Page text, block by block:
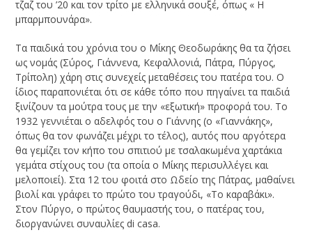
τζαζ του ’20 και τον τρίτο με ελληνικά σουξέ, όπως « Η
μπαρμπουνάρα».
Τα παιδικά του χρόνια του ο Μίκης Θεοδωράκης θα τα ζήσει
ως νομάς (Σύρος, Γιάννενα, Κεφαλλονιά, Πάτρα, Πύργος,
Τρίπολη) χάρη στις συνεχείς μεταθέσεις του πατέρα του. Ο
ίδιος παραπονιέται ότι σε κάθε τόπο που πηγαίνει τα παιδιά
ξινίζουν τα μούτρα τους με την «εξωτική» προφορά του. Το
1932 γεννιέται ο αδελφός του ο Γιάννης (ο «Γιαννάκης»,
όπως θα τον φωνάζει μέχρι το τέλος), αυτός που αργότερα
θα γεμίζει τον κήπο του σπιτιού με τσαλακωμένα χαρτάκια
γεμάτα στίχους του (τα οποία ο Μίκης περισυλλέγει και
μελοποιεί). Στα 12 του φοιτά στο Ωδείο της Πάτρας, μαθαίνει
βιολί και γράφει το πρώτο του τραγούδι, «Το καραβάκι».
Στον Πύργο, ο πρώτος θαυμαστής του, ο πατέρας του,
διοργανώνει συναυλίες di casa.